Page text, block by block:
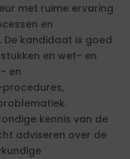
met ruime ervaring
en
kandidaat is goed
en wet- en
en
procedures,
kennis van de
adviseren over de